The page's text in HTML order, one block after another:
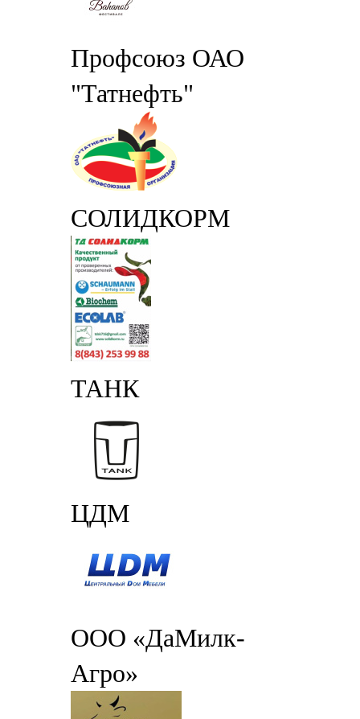
Профсоюз ОАО
"Татнефть"
СОЛИДКОРМ
ТАНК
ЦДМ
ООО «ДаМилк-
Агро»